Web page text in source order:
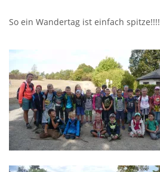
So ein Wandertag ist einfach spitze!!!!
Frauendorf 31,
96231 Bad Staffelstein-Frauendorf
Tel 09573 - 6586
Fax 09573 – 8990137
SCHULHAUS UETZING